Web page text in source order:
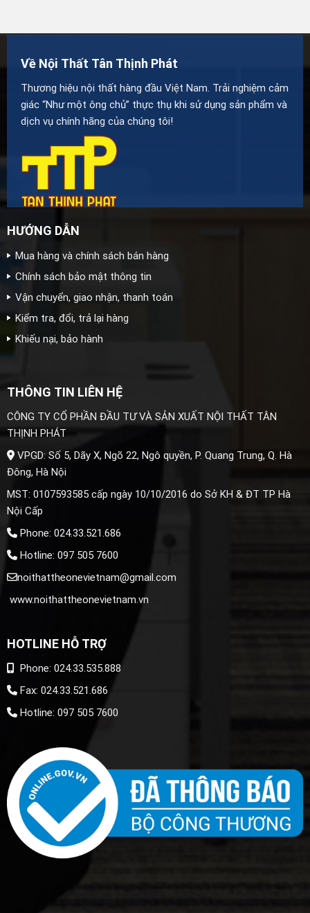
Về Nội Thất Tân Thịnh Phát
Thương hiệu nội thất hàng đầu Việt Nam. Trải nghiệm cảm
giác “Như một ông chủ” thực thụ khi sử dụng sản phẩm và
dịch vụ chính hãng của chúng tôi!
HƯỚNG DẪN
Mua hàng và chính sách bán hàng
Chính sách bảo mật thông tin
Vận chuyển, giao nhận, thanh toán
Kiểm tra, đổi, trả lại hàng
Khiếu nại, bảo hành
THÔNG TIN LIÊN HỆ
CÔNG TY CỔ PHẦN ĐẦU TƯ VÀ SẢN XUẤT NỘI THẤT TÂN
THỊNH PHÁT
VPGD: Số 5, Dãy X, Ngõ 22, Ngô quyền, P. Quang Trung, Q. Hà
Đông, Hà Nội
MST: 0107593585 cấp ngày 10/10/2016 do Sở KH & ĐT TP Hà
Nội Cấp
Phone: 024.33.521.686
Hotline: 097 505 7600
noithattheonevietnam@gmail.com
www.noithattheonevietnam.vn
HOTLINE HỖ TRỢ
Phone: 024.33.535.888
Fax: 024.33.521.686
Hotline: 097 505 7600